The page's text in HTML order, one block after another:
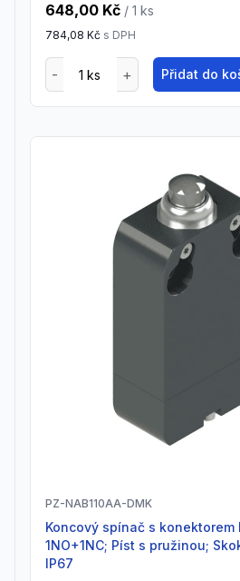
648,00 Kč / 1 ks
784,08 Kč s DPH
Přidat do
PZ-NAB110AA-DMK
Koncový spínač s konektorem M12_Kov;
1NO+1NC; Píst s pružinou;
IP67